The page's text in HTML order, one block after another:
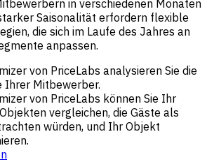
in verschiedenen Monaten
Saisonalität erfordern flexible
die sich im Laufe des Jahres an
anpassen.
von PriceLabs analysieren Sie die
Ihrer Mitbewerber.
von PriceLabs können Sie Ihr
vergleichen, die Gäste als
würden, und Ihr Objekt